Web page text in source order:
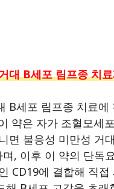
대 B세포 림프종 치
B세포 림프종 치료
약은 자가 조혈모세
면 불응성 미만성 거
, 이후 이 약의 단독
CD19에 결합해 직